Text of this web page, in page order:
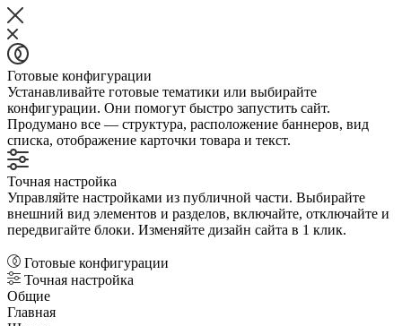
Готовые конфигурации
Устанавливайте готовые тематики или выбирайте
конфигурации. Они помогут быстро запустить сайт.
Продумано все — структура, расположение баннеров, вид
списка, отображение карточки товара и текст.
Точная настройка
Управляйте настройками из публичной части. Выбирайте
внешний вид элементов и разделов, включайте, отключайте и
передвигайте блоки. Изменяйте дизайн сайта в 1 клик.
Готовые конфигурации
Точная настройка
Общие
Главная